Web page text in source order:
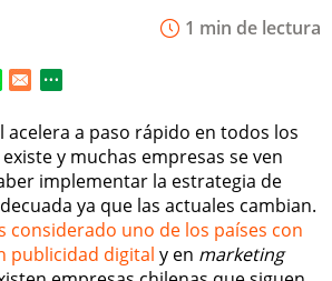
1 min de lectura
acelera a paso rápido en todos los
y muchas empresas se ven
implementar la estrategia de
ya que las actuales cambian.
considerado uno de los países con
publicidad digital y en marketing